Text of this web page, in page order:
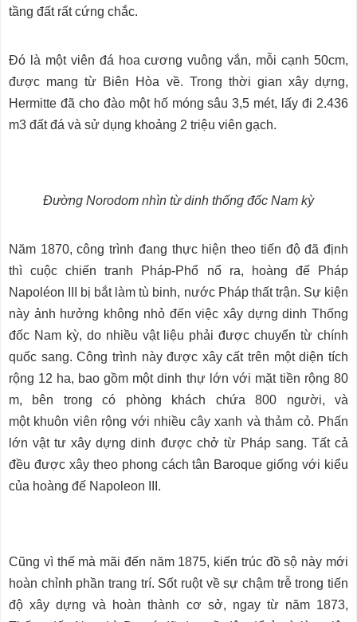
tầng đất rất cứng chắc.
Đó là một viên đá hoa cương vuông vắn, mỗi cạnh 50cm,
được mang từ Biên Hòa về. Trong thời gian xây dựng,
Hermitte đã cho đào một hố móng sâu 3,5 mét, lấy đi 2.436
m3 đất đá và sử dụng khoảng 2 triệu viên gạch.
Đường Norodom nhìn từ dinh thống đốc Nam kỳ
Năm 1870, công trình đang thực hiện theo tiến độ đã định
thì cuộc chiến tranh Pháp-Phổ nổ ra, hoàng đế Pháp
Napoléon III bị bắt làm tù binh, nước Pháp thất trận. Sự kiện
này ảnh hưởng không nhỏ đến việc xây dựng dinh Thống
đốc Nam kỳ, do nhiều vật liệu phải được chuyển từ chính
quốc sang. Công trình này được xây cất trên một diện tích
rộng 12 ha, bao gồm một dinh thự lớn với mặt tiền rộng 80
m, bên trong có phòng khách chứa 800 người, và
một khuôn viên rộng với nhiều cây xanh và thảm cỏ. Phấn
lớn vật tư xây dựng dinh được chở từ Pháp sang. Tất cả
đều được xây theo phong cách tân Baroque giống với kiểu
của hoàng đế Napoleon III.
Cũng vì thế mà mãi đến năm 1875, kiến trúc đồ sộ này mới
hoàn chỉnh phần trang trí. Sốt ruột về sự chậm trễ trong tiến
độ xây dựng và hoàn thành cơ sở, ngay từ năm 1873,